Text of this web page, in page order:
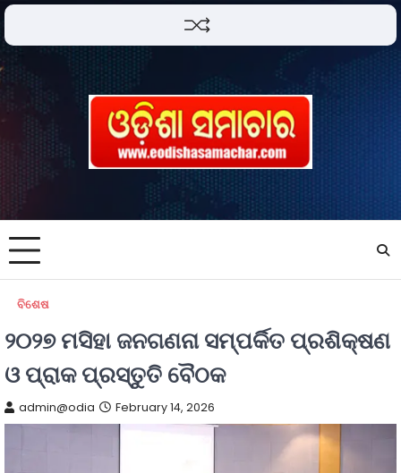
ବିଶେଷ
୨୦୨୭ ମସିହା ଜନଗଣନା ସମ୍ପର୍କିତ ପ୍ରଶିକ୍ଷଣ
ଓ ପ୍ରାକ ପ୍ରସ୍ତୁତି ବୈଠକ
admin@odia February 14, 2026